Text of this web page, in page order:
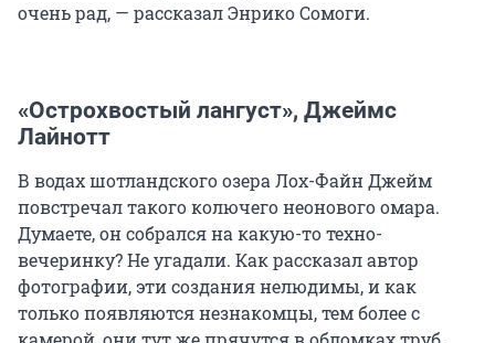
очень рад, — рассказал Энрико Сомоги.
«Острохвостый лангуст», Джеймс
Лайнотт
В водах шотландского озера Лох-Файн Джейм
повстречал такого колючего неонового омара.
Думаете, он собрался на какую-то техно-
вечеринку? Не угадали. Как рассказал автор
фотографии, эти создания нелюдимы, и как
только появляются незнакомцы, тем более с